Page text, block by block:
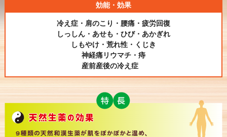
効能・効果
冷え症・肩のこり・腰痛・疲労回復
しっしん・あせも・ひび・あかぎれ
しもやけ・荒れ性・くじき
神経痛リウマチ・痔
産前産後の冷え症